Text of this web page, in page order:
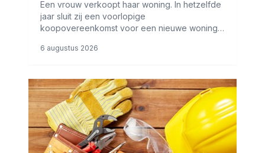
Een vrouw verkoopt haar woning. In hetzelfde
jaar sluit zij een voorlopige
koopovereenkomst voor een nieuwe woning.
De vrouw maakt de koopsom in januari in drie
6 augustus 2026